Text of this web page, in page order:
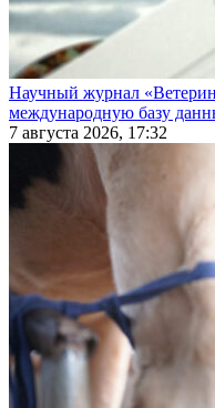
Научный журнал
международную базу
7 августа 2026, 17:32